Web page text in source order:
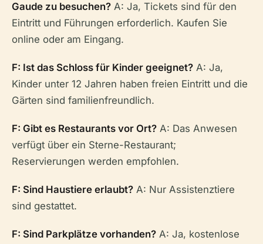
Gaude zu besuchen? A: Ja, Tickets sind für den
Eintritt und Führungen erforderlich. Kaufen Sie
online oder am Eingang.
F: Ist das Schloss für Kinder geeignet? A: Ja,
Kinder unter 12 Jahren haben freien Eintritt und die
Gärten sind familienfreundlich.
F: Gibt es Restaurants vor Ort? A: Das Anwesen
verfügt über ein Sterne-Restaurant;
Reservierungen werden empfohlen.
F: Sind Haustiere erlaubt? A: Nur Assistenztiere
sind gestattet.
F: Sind Parkplätze vorhanden? A: Ja, kostenlose